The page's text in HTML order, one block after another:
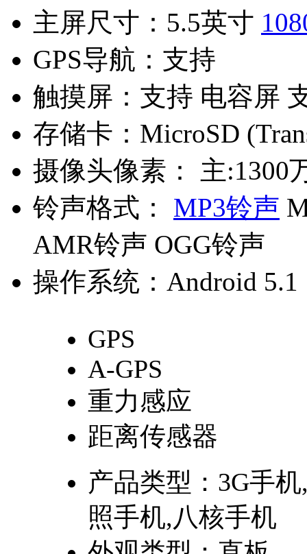
主屏尺寸： 5.5英寸
GPS导航： 支持
触摸屏： 支持 电容屏
存储卡： MicroSD
摄像头像素：
主:1300
铃声格式：
MP3铃声
AMR铃声 OGG铃声
操作系统： Android 5.1
GPS
A-GPS
重力感应
距离传感器
产品类型： 3G手
照手机,八核手机